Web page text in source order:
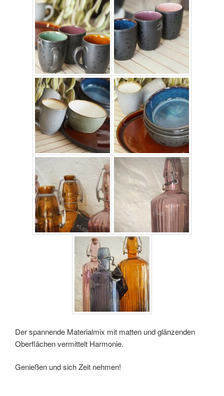
Der spannende Materialmix mit matten und glänzenden
Oberflächen vermittelt Harmonie.
Genießen und sich Zeit nehmen!